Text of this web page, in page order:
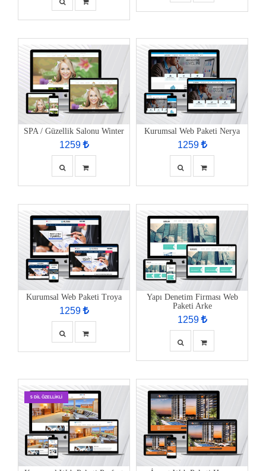
SPA / Güzellik Salonu Winter
1259
Kurumsal Web Paketi Nerya
1259
Kurumsal Web Paketi Troya
1259
Yapı Denetim Firması Web
Paketi Arke
1259
5 DIL ÖZELLIKLI